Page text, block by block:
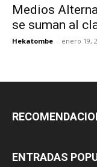
Medios
se suman al
Hekatombe - enero 19,
ENTRADAS